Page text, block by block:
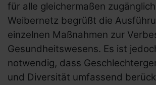
für alle gleichermaßen
Weibernetz begrüßt die
einzelnen Maßnahmen zur
Gesundheitswesens. Es ist
notwendig, dass
und Diversität umfassend